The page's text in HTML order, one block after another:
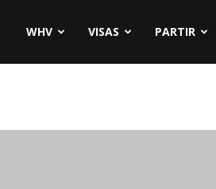
WHV VISAS PARTIR